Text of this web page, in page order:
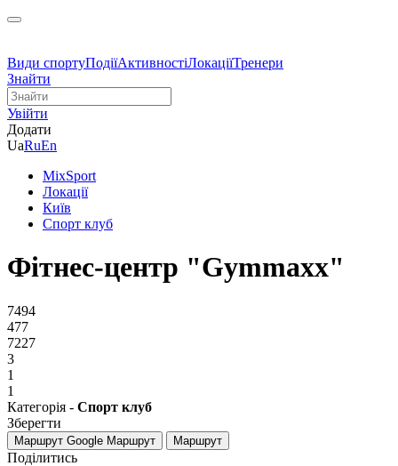
Види спортуПодіїАктивностіЛокаціїТренери
Знайти
Увійти
Додати
UaRuEn
MixSport
Локації
Київ
Спорт клуб
Фітнес-центр "Gymmaxx"
7494
477
7227
3
1
1
Категорія - Спорт клуб
Зберегти
Маршрут Google Маршрут Маршрут
Поділитись